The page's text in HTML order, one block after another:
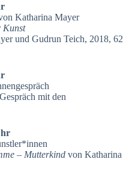
Katharina Mayer
Kunst
und Gudrun Teich, 2018, 62
mit den
– Mutterkind von Katharina